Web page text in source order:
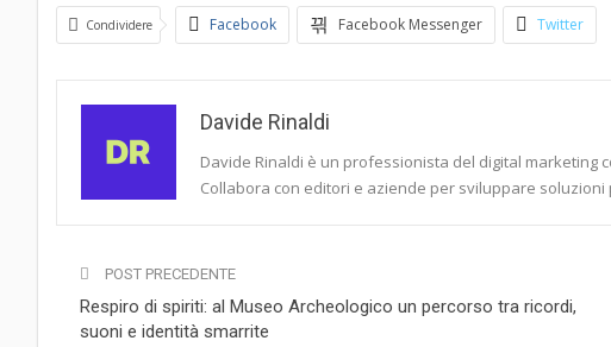
Condividere Facebook Facebook Messenger Twitter
Davide Rinaldi
Davide Rinaldi è un professionista del digital
Collabora con editori e aziende per sviluppare
POST PRECEDENTE
Respiro di spiriti: al Museo Archeologico un percorso tra ricordi,
suoni e identità smarrite